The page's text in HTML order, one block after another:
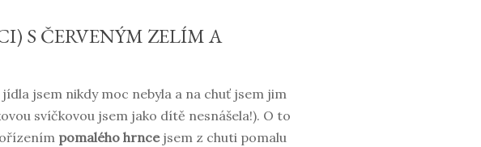
S ČERVENÝM ZELÍM A
jsem nikdy moc nebyla a na chuť jsem jim
svíčkovou jsem jako dítě nesnášela!). O to
pomalého hrnce jsem z chuti pomalu